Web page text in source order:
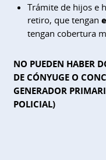
Trámite de hijos e
retiro, que tengan
tengan cobertura
NO PUEDEN HABER
DE CÓNYUGE O
GENERADOR
POLICIAL)